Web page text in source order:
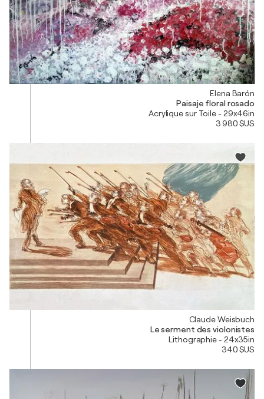
Elena Barón
Paisaje floral rosado
Acrylique sur Toile - 29x46in
3 980 $US
Claude Weisbuch
Le serment des violonistes
Lithographie - 24x35in
340 $US